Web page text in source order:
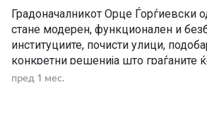
Градоначалникот Орце Ѓорѓиевски
стане модерен, функционален и
институциите, почисти улици,
конкретни решенија што граѓаните
живот. Градоначалникот на Скопје,
пред 1 мес.